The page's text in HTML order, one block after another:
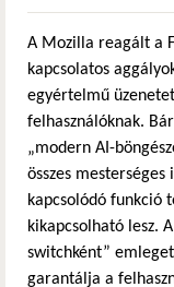
A Mozilla reagált a
kapcsolatos
egyértelmű
felhasználóknak.
„modern AI-
összes
kapcsolódó funkció
kikapcsolható lesz.
switchként”
garantálja a